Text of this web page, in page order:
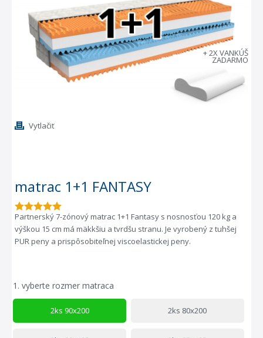
+ 2X VANKÚŠ
ZADARMO
Vytlačiť
matrac 1+1 FANTASY
Partnerský 7-zónový matrac 1+1 Fantasy s nosnosťou 120 kg a
výškou 15 cm má mäkkšiu a tvrdšu stranu. Je vyrobený z tuhšej
PUR peny a prispôsobiteľnej viscoelastickej peny.
1. vyberte rozmer matraca
2ks 90x200 2ks 80x200